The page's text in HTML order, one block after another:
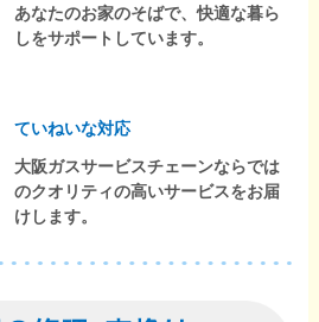
あなたのお家のそばで、快適な暮ら
しをサポートしています。
ていねいな対応
大阪ガスサービスチェーンならでは
のクオリティの高いサービスをお届
けします。